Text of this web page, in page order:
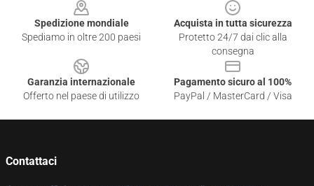
Spedizione mondiale
Spediamo in oltre 200 paesi
Acquista in tutta sicurezza
Protetto 24/7 dai clic alla
consegna
Garanzia internazionale
Offerto nel paese di utilizzo
Pagamento sicuro al 100%
PayPal / MasterCard / Visa
Contattaci